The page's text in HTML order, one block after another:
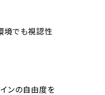
境でも視認性
ンの自由度を